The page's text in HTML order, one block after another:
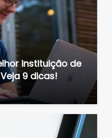
instituição de
9 dicas!